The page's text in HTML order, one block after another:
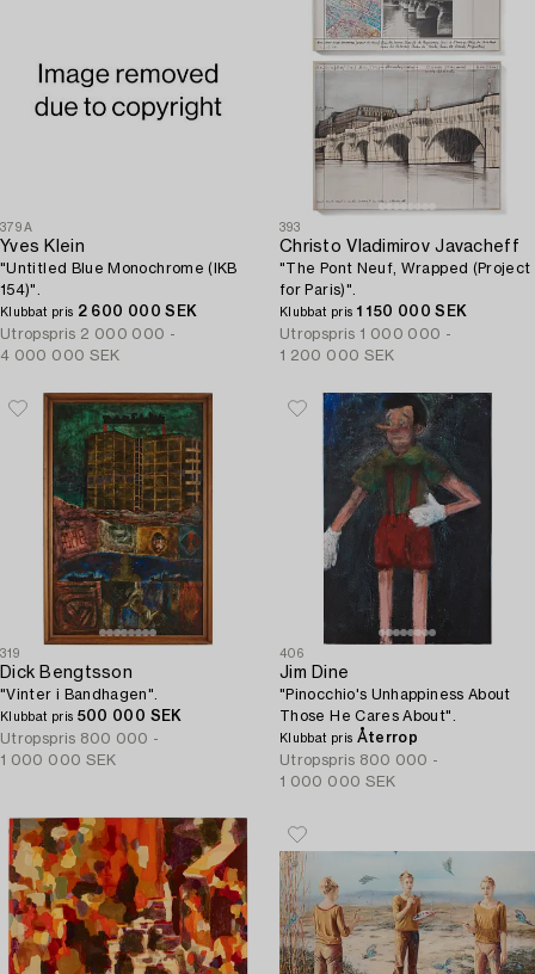
379A
Yves Klein
"Untitled Blue Monochrome (IKB
154)".
Klubbat pris 2 600 000 SEK
Utropspris 2 000 000 -
4 000 000 SEK
393
Christo Vladimirov Javacheff
"The Pont Neuf, Wrapped (Project
for Paris)".
Klubbat pris 1 150 000 SEK
Utropspris 1 000 000 -
1 200 000 SEK
319
Dick Bengtsson
"Vinter i Bandhagen".
Klubbat pris 500 000 SEK
Utropspris 800 000 -
1 000 000 SEK
406
Jim Dine
"Pinocchio's Unhappiness About
Those He Cares About".
Klubbat pris Återrop
Utropspris 800 000 -
1 000 000 SEK